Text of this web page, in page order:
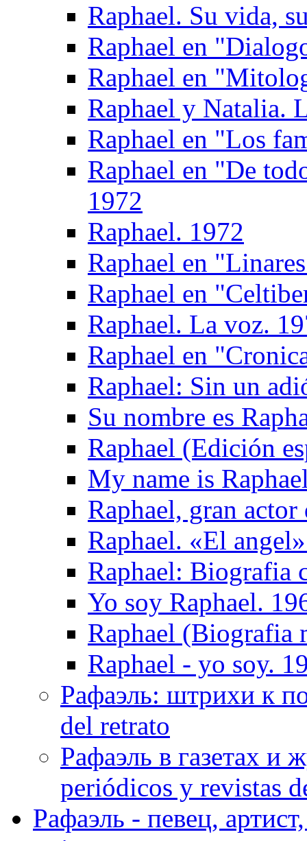
Raphael. Su vida,
Raphael en
Raphael en
Raphael y Natalia.
Raphael en "Los
Raphael en "De
1972
Raphael. 1972
Raphael en
Raphael en
Raphael. La voz.
Raphael en
Raphael: Sin un
Su nombre es
Raphael (Edición
My name is
Raphael, gran
Raphael. «El
Raphael: Biografia
Yo soy Raphael.
Raphael (Biografia
Raphael - yo soy.
Рафаэль: штрихи к
del retrato
Рафаэль в газетах и
periódicos y revistas
Рафаэль - певец,